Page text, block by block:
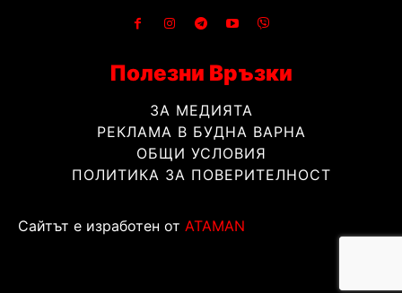
Полезни Връзки
ЗА МЕДИЯТА
РЕКЛАМА В БУДНА ВАРНА
ОБЩИ УСЛОВИЯ
ПОЛИТИКА ЗА ПОВЕРИТЕЛНОСТ
Сайтът е изработен от ATAMAN